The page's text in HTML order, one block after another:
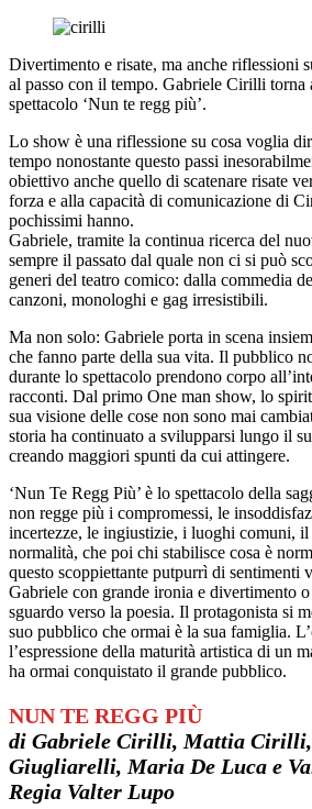
Divertimento e risate, ma anche riflessioni
al passo con il tempo. Gabriele Cirilli torna
spettacolo ‘Nun te regg più’.
Lo show è una riflessione su cosa voglia
tempo nonostante questo passi
obiettivo anche quello di scatenare risate
forza e alla capacità di comunicazione di
pochissimi hanno.
Gabriele, tramite la continua ricerca del
sempre il passato dal quale non ci si può
generi del teatro comico: dalla commedia
canzoni, monologhi e gag irresistibili.
Ma non solo: Gabriele porta in scena
che fanno parte della sua vita. Il pubblico
durante lo spettacolo prendono corpo
racconti. Dal primo One man show, lo
sua visione delle cose non sono mai
storia ha continuato a svilupparsi lungo il
creando maggiori spunti da cui attingere.
‘Nun Te Regg Più’ è lo spettacolo della
non regge più i compromessi, le
incertezze, le ingiustizie, i luoghi comuni, il
normalità, che poi chi stabilisce cosa è
questo scoppiettante putpurrì di sentimenti
Gabriele con grande ironia e divertimento
sguardo verso la poesia. Il protagonista si
suo pubblico che ormai è la sua famiglia.
l’espressione della maturità artistica di un
ha ormai conquistato il grande pubblico.
NUN TE REGG PIÙ
di Gabriele Cirilli, Mattia
Giugliarelli, Maria De Luca e
Regia Valter Lupo